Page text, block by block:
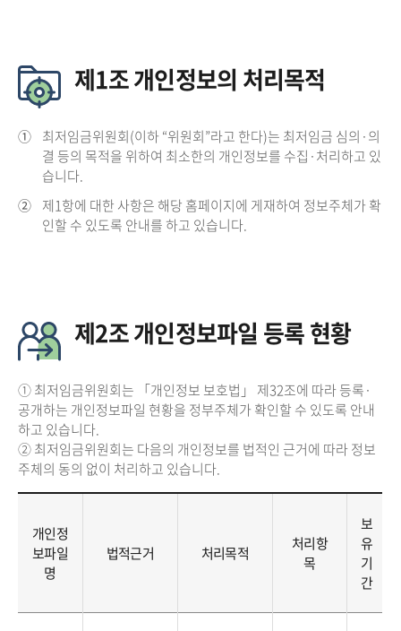
제1조 개인정보의 처리목적
① 최저임금위원회(이하 “위원회”라고 한다)는 최저임금 심의·의
결 등의 목적을 위하여 최소한의 개인정보를 수집·처리하고 있
습니다.
② 제1항에 대한 사항은 해당 홈페이지에 게재하여 정보주체가 확
인할 수 있도록 안내를 하고 있습니다.
제2조 개인정보파일 등록 현황
① 최저임금위원회는 「개인정보 보호법」 제32조에 따라 등록·
공개하는 개인정보파일 현황을 정부주체가 확인할 수 있도록 안내
하고 있습니다.
② 최저임금위원회는 다음의 개인정보를 법적인 근거에 따라 정보
주체의 동의 없이 처리하고 있습니다.
개인정
보파일
명
법적근거 처리목적
처리항
목
보
유
기
간